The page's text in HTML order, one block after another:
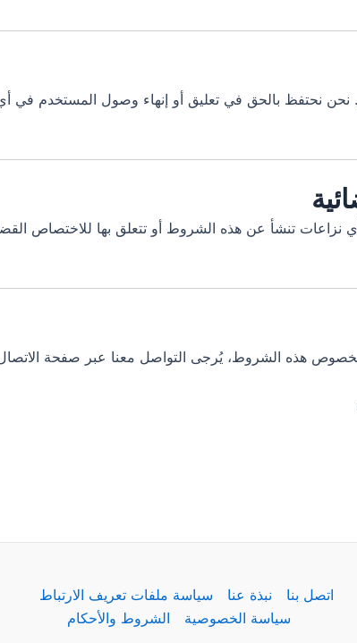
نحن نحتفظ بالحق في تعليق أو إنهاء وصول المستخدم في
تنشأ عن هذه الشروط أو تتعلق بها للاختصاص
هذه الشروط، يُرجى التواصل معنا عبر صفحة الاتصال
اتصل بنا نبذة عنا
سياسة ملفات تعريف الارتباط
سياسة الخصوصية
الشروط والأحكام